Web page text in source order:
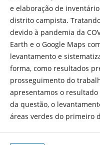
e elaboração de
distrito campista.
devido à pandemia da
Earth e o Google Maps
levantamento e
forma, como resultados
prosseguimento do
apresentamos o
da questão, o
áreas verdes do primeiro